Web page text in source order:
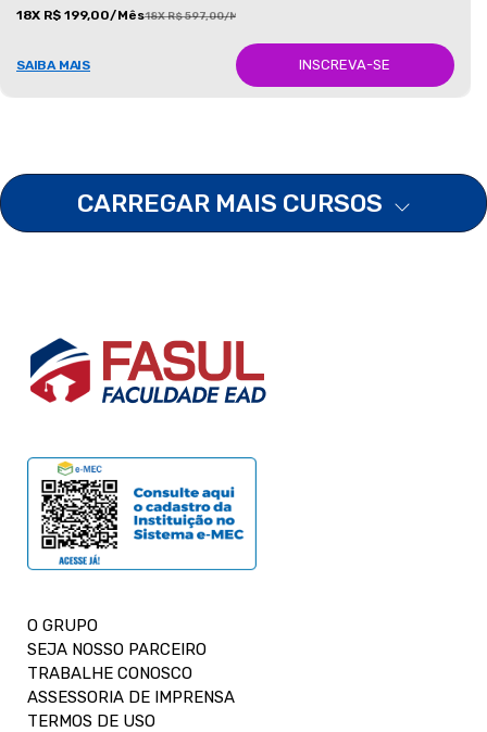
18X R$ 199,00/Mês18X R$ 597,00/Mês
SAIBA MAIS INSCREVA-SE
CARREGAR MAIS CURSOS
O GRUPO
SEJA NOSSO PARCEIRO
TRABALHE CONOSCO
ASSESSORIA DE IMPRENSA
TERMOS DE USO